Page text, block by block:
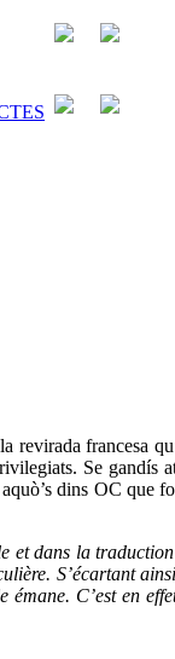
francesa
Se gandís
dins OC que
et dans la
S’écartant
C’est en